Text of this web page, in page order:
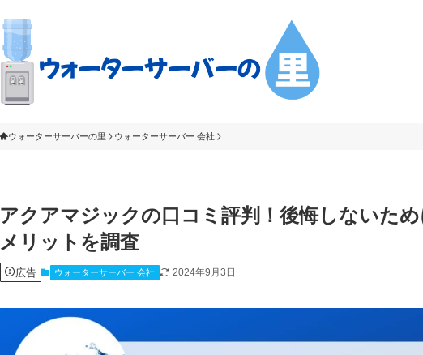
ウォーターサーバーの里 ウォーターサーバー 会社
アクアマジックの口コミ評判！後悔しないた
メリットを調査
広告 ウォーターサーバー 会社 2024年9月3日